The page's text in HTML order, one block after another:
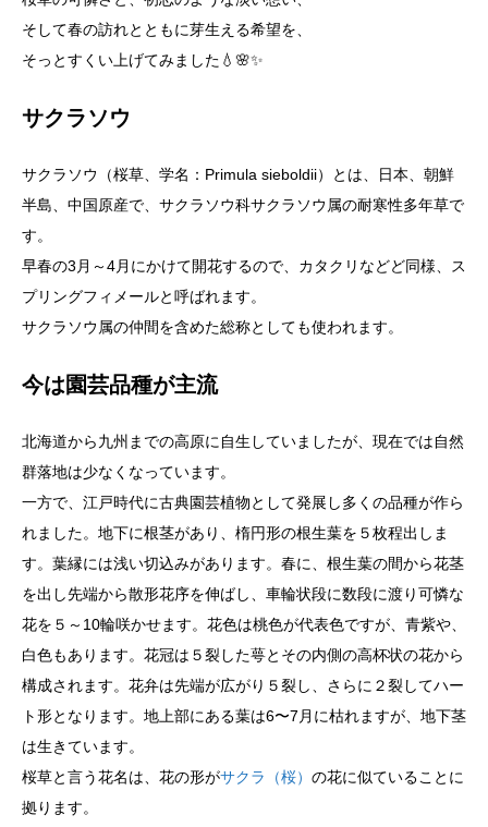
そして春の訪れとともに芽生える希望を、
そっとすくい上げてみました💧🌸✨
サクラソウ
サクラソウ（桜草、学名：Primula sieboldii）とは、日本、朝鮮
半島、中国原産で、サクラソウ科サクラソウ属の耐寒性多年草で
す。
早春の3月～4月にかけて開花するので、カタクリなどど同様、ス
プリングフィメールと呼ばれます。
サクラソウ属の仲間を含めた総称としても使われます。
今は園芸品種が主流
北海道から九州までの高原に自生していましたが、現在では自然
群落地は少なくなっています。
一方で、江戸時代に古典園芸植物として発展し多くの品種が作ら
れました。地下に根茎があり、楕円形の根生葉を５枚程出しま
す。葉縁には浅い切込みがあります。春に、根生葉の間から花茎
を出し先端から散形花序を伸ばし、車輪状段に数段に渡り可憐な
花を５～10輪咲かせます。花色は桃色が代表色ですが、青紫や、
白色もあります。花冠は５裂した萼とその内側の高杯状の花から
構成されます。花弁は先端が広がり５裂し、さらに２裂してハー
ト形となります。地上部にある葉は6〜7月に枯れますが、地下茎
は生きています。
桜草と言う花名は、花の形がサクラ（桜） の花に似ていることに
拠ります。